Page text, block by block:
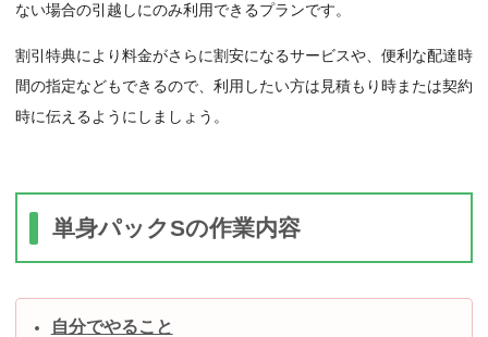
ない場合の引越しにのみ利用できるプランです。
割引特典により料金がさらに割安になるサービスや、便利な配達時
間の指定などもできるので、利用したい方は見積もり時または契約
時に伝えるようにしましょう。
単身パックSの作業内容
自分でやること